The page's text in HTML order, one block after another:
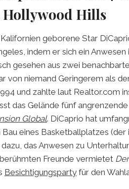
Hollywood Hills
geborene Star
indem er sich ein
gesehen aus zwei
von niemand Geringerem als
und zahlte laut Realtor.com
das Gelände fünf
Global. DiCaprio hat
eines Basketballplatzes (der
das Anwesen zu
Freunde vermietet
Besichtigungsparty für den